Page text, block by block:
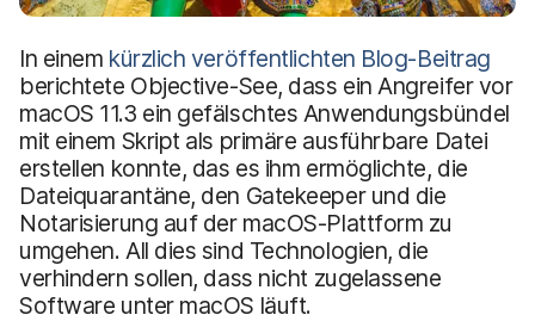
In einem kürzlich veröffentlichten Blog-Beitrag
berichtete Objective-See, dass ein Angreifer vor
macOS 11.3 ein gefälschtes Anwendungsbündel
mit einem Skript als primäre ausführbare Datei
erstellen konnte, das es ihm ermöglichte, die
Dateiquarantäne, den Gatekeeper und die
Notarisierung auf der macOS-Plattform zu
umgehen. All dies sind Technologien, die
verhindern sollen, dass nicht zugelassene
Software unter macOS läuft.